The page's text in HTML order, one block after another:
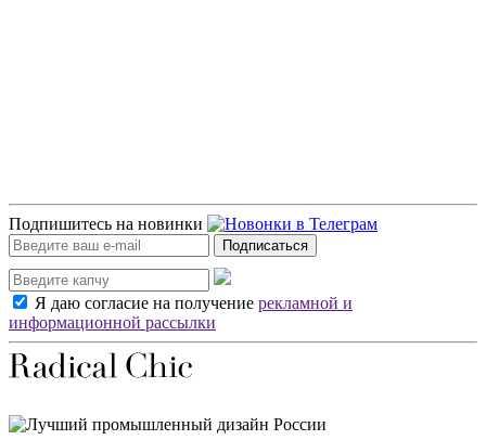
Подпишитесь на новинки
Подписаться
Я даю согласие на получение рекламной и
информационной рассылки